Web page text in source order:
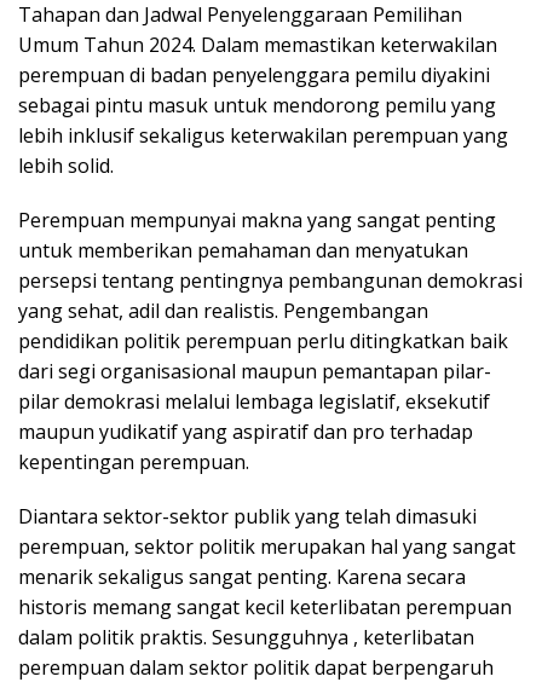
Tahapan dan Jadwal Penyelenggaraan Pemilihan
Umum Tahun 2024. Dalam memastikan keterwakilan
perempuan di badan penyelenggara pemilu diyakini
sebagai pintu masuk untuk mendorong pemilu yang
lebih inklusif sekaligus keterwakilan perempuan yang
lebih solid.
Perempuan mempunyai makna yang sangat penting
untuk memberikan pemahaman dan menyatukan
persepsi tentang pentingnya pembangunan demokrasi
yang sehat, adil dan realistis. Pengembangan
pendidikan politik perempuan perlu ditingkatkan baik
dari segi organisasional maupun pemantapan pilar-
pilar demokrasi melalui lembaga legislatif, eksekutif
maupun yudikatif yang aspiratif dan pro terhadap
kepentingan perempuan.
Diantara sektor-sektor publik yang telah dimasuki
perempuan, sektor politik merupakan hal yang sangat
menarik sekaligus sangat penting. Karena secara
historis memang sangat kecil keterlibatan perempuan
dalam politik praktis. Sesungguhnya , keterlibatan
perempuan dalam sektor politik dapat berpengaruh